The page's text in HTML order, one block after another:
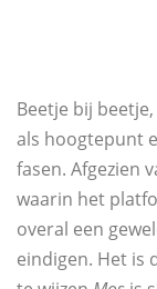
Beetje bij beetje,
als hoogtepunt
fasen. Afgezien
waarin het
overal een
eindigen. Het is